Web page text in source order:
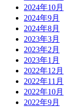
2024年10月
2024年9月
2024年8月
2023年3月
2023年2月
2023年1月
2022年12月
2022年11月
2022年10月
2022年9月